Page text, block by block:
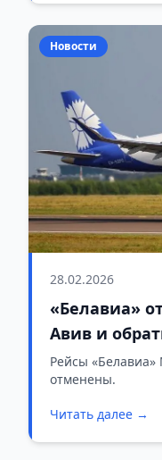
Новости
28.02.2026
«Белавиа»
Авив и
Рейсы
отменены.
Читать далее →